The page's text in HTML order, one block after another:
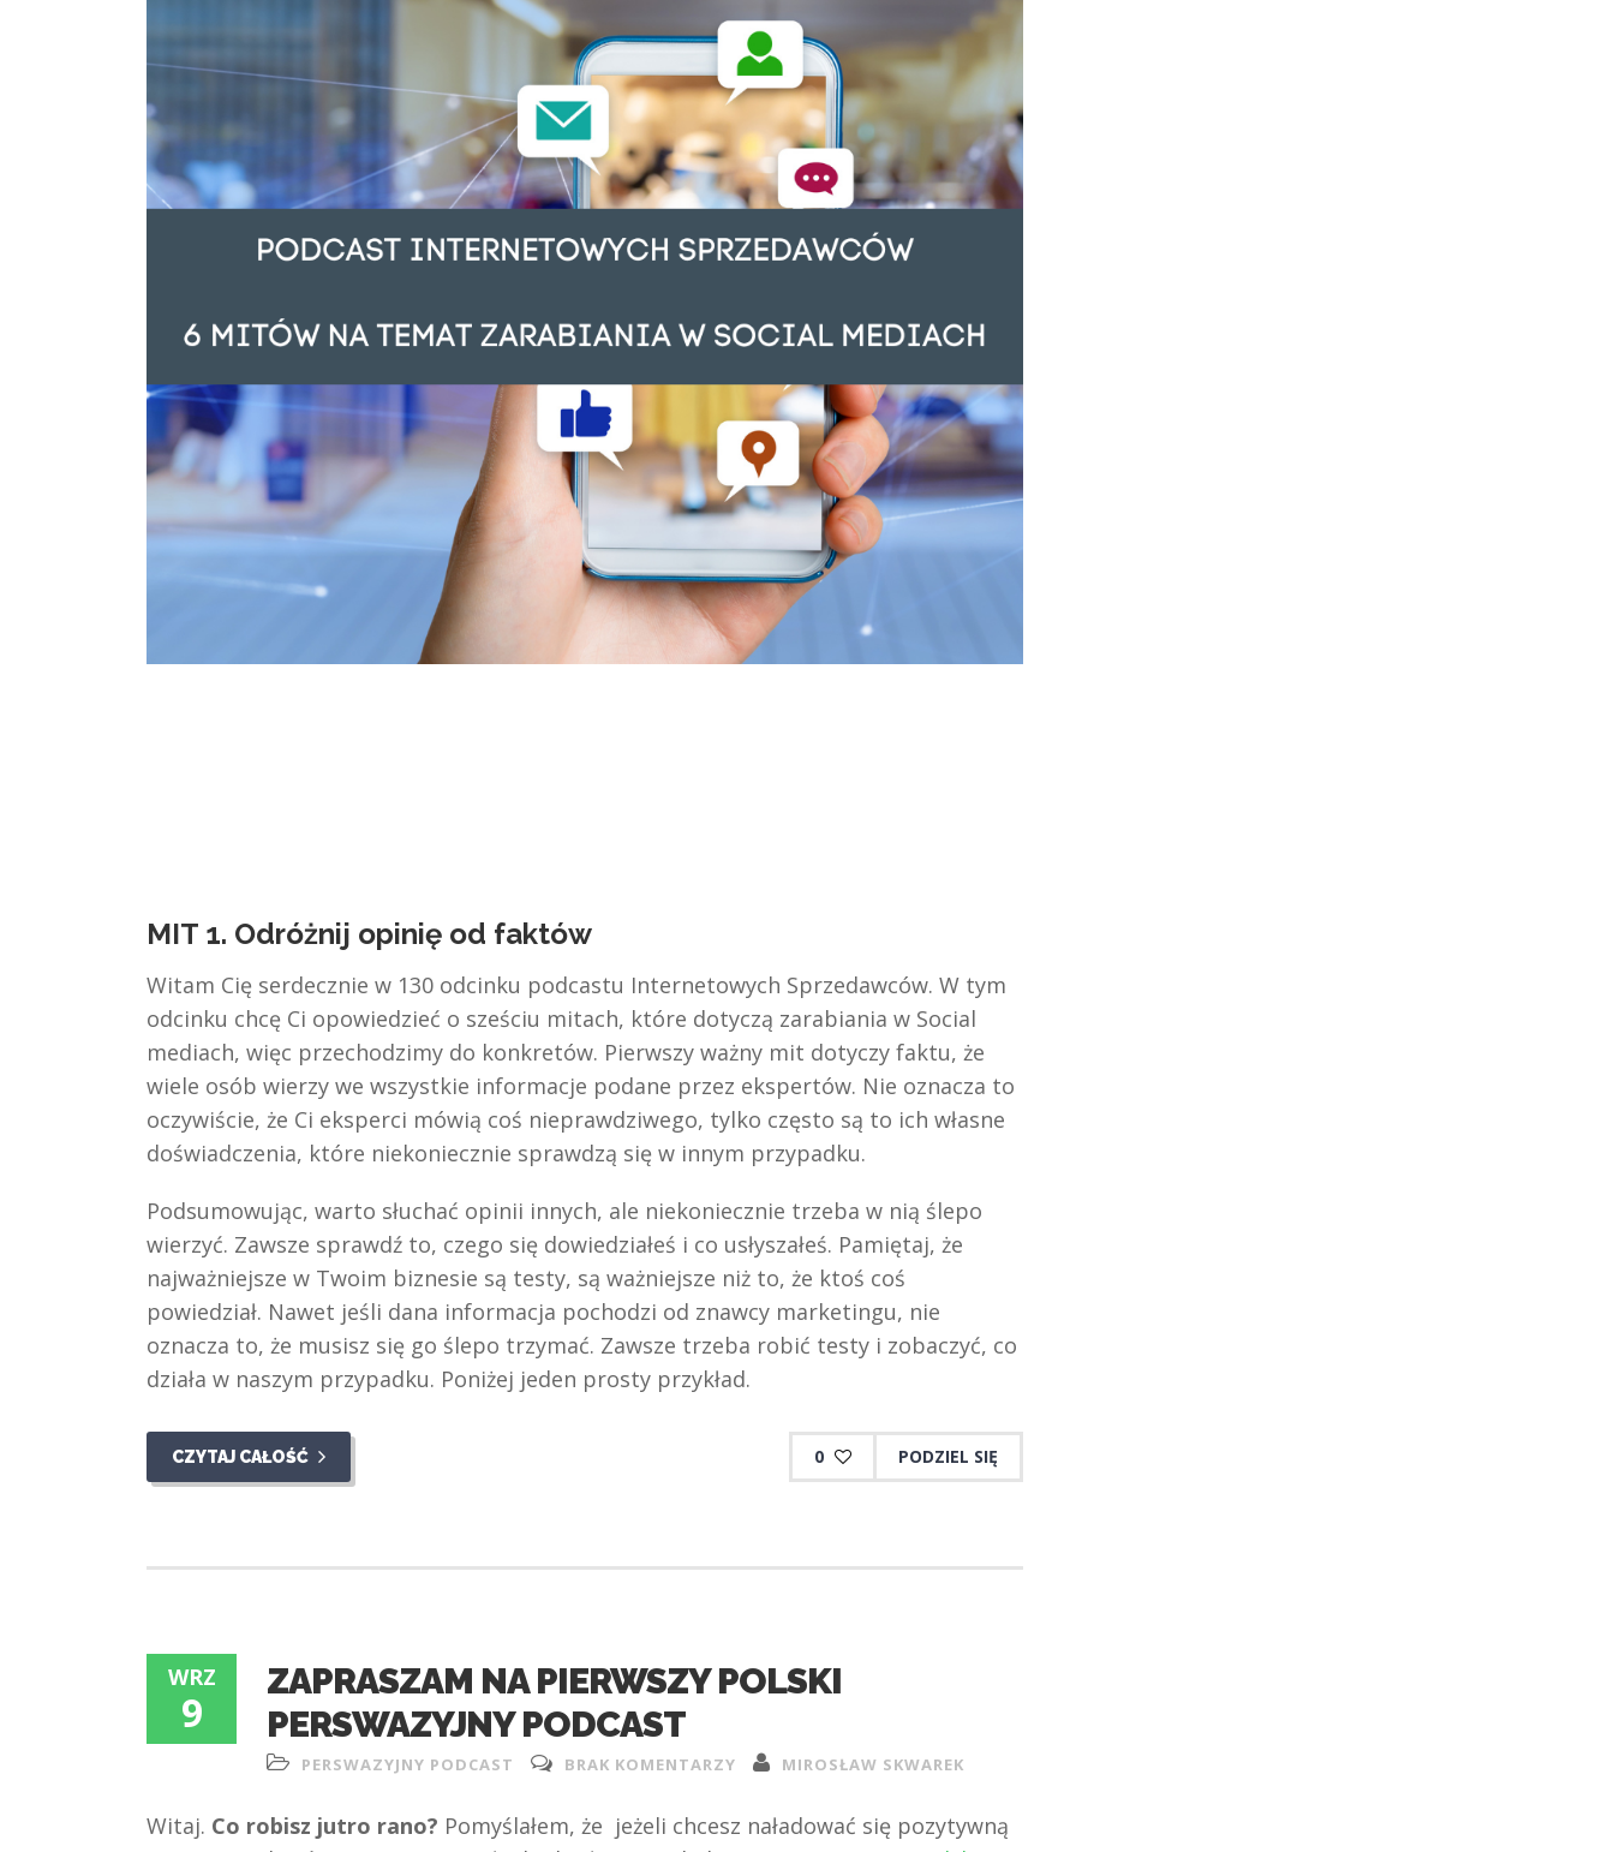
MIT 1. Odróżnij opinię od faktów
Witam Cię serdecznie w 130 odcinku podcastu Internetowych Sprzedawców. W tym
odcinku chcę Ci opowiedzieć o sześciu mitach, które dotyczą zarabiania w Social
mediach, więc przechodzimy do konkretów. Pierwszy ważny mit dotyczy faktu, że
wiele osób wierzy we wszystkie informacje podane przez ekspertów. Nie oznacza to
oczywiście, że Ci eksperci mówią coś nieprawdziwego, tylko często są to ich własne
doświadczenia, które niekoniecznie sprawdzą się w innym przypadku.
Podsumowując, warto słuchać opinii innych, ale niekoniecznie trzeba w nią ślepo
wierzyć. Zawsze sprawdź to, czego się dowiedziałeś i co usłyszałeś. Pamiętaj, że
najważniejsze w Twoim biznesie są testy, są ważniejsze niż to, że ktoś coś
powiedział. Nawet jeśli dana informacja pochodzi od znawcy marketingu, nie
oznacza to, że musisz się go ślepo trzymać. Zawsze trzeba robić testy i zobaczyć, co
działa w naszym przypadku. Poniżej jeden prosty przykład.
CZYTAJ CAŁOŚĆ 0 PODZIEL SIĘ
WRZ
9
ZAPRASZAM NA PIERWSZY POLSKI
PERSWAZYJNY PODCAST
PERSWAZYJNY PODCAST BRAK KOMENTARZY MIROSŁAW SKWAREK
Witaj. Co robisz jutro rano? Pomyślałem, że jeżeli chcesz naładować się pozytywną